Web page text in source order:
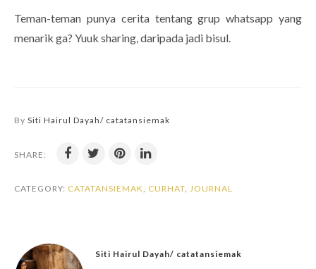
Teman-teman punya cerita tentang grup whatsapp yang
menarik ga? Yuuk sharing, daripada jadi bisul.
By Siti Hairul Dayah/ catatansiemak
SHARE:
CATEGORY: CATATANSIEMAK, CURHAT, JOURNAL
Siti Hairul Dayah/ catatansiemak